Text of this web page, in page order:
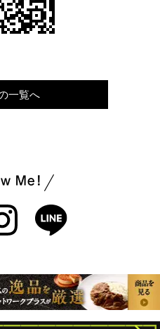
一覧へ